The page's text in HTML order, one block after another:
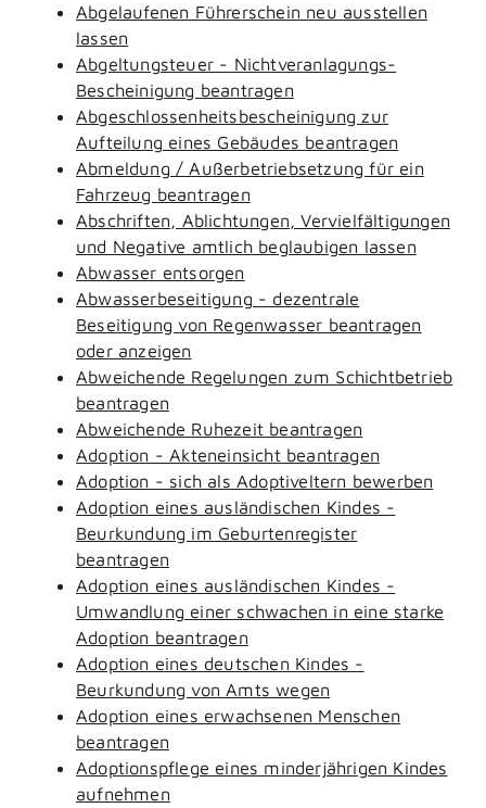
Abgelaufenen Führerschein neu ausstellen
lassen
Abgeltungsteuer - Nichtveranlagungs-
Bescheinigung beantragen
Abgeschlossenheitsbescheinigung zur
Aufteilung eines Gebäudes beantragen
Abmeldung / Außerbetriebsetzung für ein
Fahrzeug beantragen
Abschriften, Ablichtungen, Vervielfältigungen
und Negative amtlich beglaubigen lassen
Abwasser entsorgen
Abwasserbeseitigung - dezentrale
Beseitigung von Regenwasser beantragen
oder anzeigen
Abweichende Regelungen zum Schichtbetrieb
beantragen
Abweichende Ruhezeit beantragen
Adoption - Akteneinsicht beantragen
Adoption - sich als Adoptiveltern bewerben
Adoption eines ausländischen Kindes -
Beurkundung im Geburtenregister
beantragen
Adoption eines ausländischen Kindes -
Umwandlung einer schwachen in eine starke
Adoption beantragen
Adoption eines deutschen Kindes -
Beurkundung von Amts wegen
Adoption eines erwachsenen Menschen
beantragen
Adoptionspflege eines minderjährigen Kindes
aufnehmen